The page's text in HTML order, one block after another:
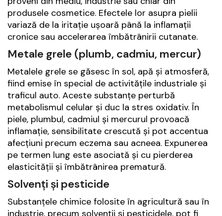
produsele cosmetice. Efectele lor asupra pielii
variază de la iritație ușoară până la inflamații
cronice sau accelerarea îmbătrânirii cutanate.
Metale grele (plumb, cadmiu, mercur)
Metalele grele se găsesc în sol, apă și atmosferă,
fiind emise în special de activitățile industriale și
traficul auto. Aceste substanțe perturbă
metabolismul celular și duc la stres oxidativ. În
piele, plumbul, cadmiul și mercurul provoacă
inflamație, sensibilitate crescută și pot accentua
afecțiuni precum eczema sau acneea. Expunerea
pe termen lung este asociată și cu pierderea
elasticității și îmbătrânirea prematură.
Solvenți și pesticide
Substanțele chimice folosite în agricultură sau în